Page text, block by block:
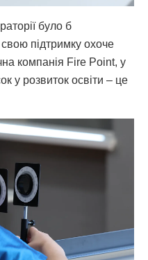
було б
підтримку охоче
компанія Fire Point, у
у розвиток освіти – це